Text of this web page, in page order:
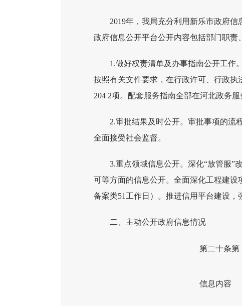
2019年，我局充分利用新乐市政府
政府信息公开平台公开内容包括部门职责
1.做好权责清单及办事指南公开工作
按照有关文件要求，在行政许可、行政
204 2项。配套服务指南全部在河北政务
2.审批结果及时公开。审批事项的流
全面接受社会监督。
3.重点领域信息公开。深化“放管服”
可等方面的信息公开。全面深化工程建
备案类51工作日）。推进信用平台建设，
二、主动公开政府信息情况
第二十条第
信息内容